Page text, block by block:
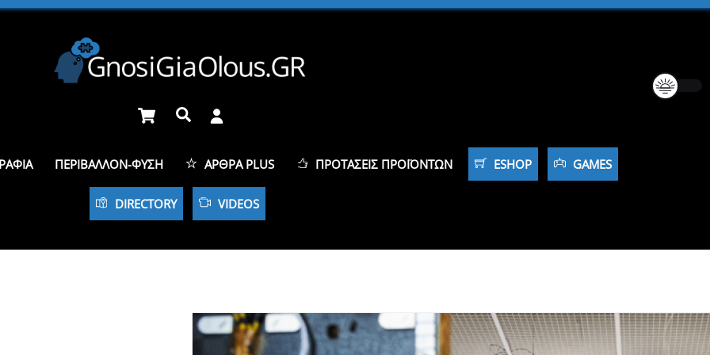
Cart Αναζήτηση
ΠΕΡΙΒΆΛΛΟΝ-ΦΎΣΗ ΆΡΘΡΑ PLUS ΠΡΟΤΆΣΕΙΣ ΠΡΟΪΌΝΤΩΝ ESHOP GAMES
DIRECTORY VIDEOS